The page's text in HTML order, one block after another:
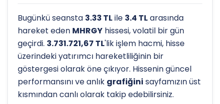
Bugünkü seansta 3.33 TLile 3.4 TLarasında
hareket eden MHRGY hissesi, volatil bir gün
geçirdi. 3.731.721,67 TL'lik işlem hacmi, hisse
üzerindeki yatırımcı hareketliliğinin bir
göstergesi olarak öne çıkıyor. Hissenin güncel
performansını ve anlık grafiğini sayfamızın üst
kısmından canlı olarak takip edebilirsiniz.